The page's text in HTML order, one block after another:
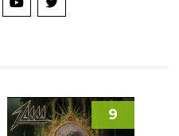
9